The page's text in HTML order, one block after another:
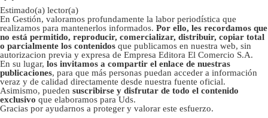
Estimado(a) lector(a)
En Gestión, valoramos profundamente la labor periodística que
realizamos para mantenerlos informados. Por ello, les recordamos que
no está permitido, reproducir, comercializar, distribuir, copiar total
o parcialmente los contenidos que publicamos en nuestra web, sin
autorizacion previa y expresa de Empresa Editora El Comercio S.A.
En su lugar, los invitamos a compartir el enlace de nuestras
publicaciones, para que más personas puedan acceder a información
veraz y de calidad directamente desde nuestra fuente oficial.
Asimismo, pueden suscribirse y disfrutar de todo el contenido
exclusivo que elaboramos para Uds.
Gracias por ayudarnos a proteger y valorar este esfuerzo.